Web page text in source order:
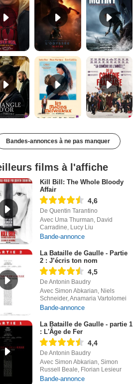
Les Matins merveilleux Bande-annonce VF De la Comédie-Française Teaser VF
Bandes-annonces à ne pas manquer
films à l'affiche
Kill Bill: The Whole Bloody
Affair
4,6
De Quentin Tarantino
Avec Uma Thurman, David
Carradine, Lucy Liu
Bande-annonce
La Bataille de Gaulle - Partie
2 : J’écris ton nom
4,5
De Antonin Baudry
Avec Simon Abkarian, Niels
Schneider, Anamaria Vartolomei
Bande-annonce
La Bataille de Gaulle - partie 1
: L'Âge de Fer
4,4
De Antonin Baudry
Avec Simon Abkarian, Simon
Russell Beale, Florian Lesieur
Bande-annonce